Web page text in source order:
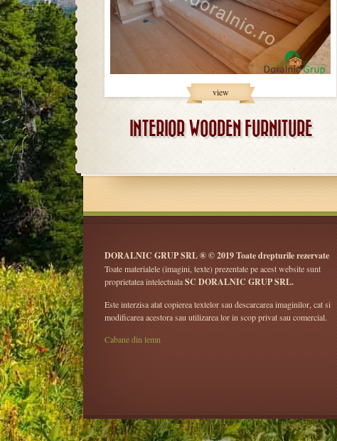
view
INTERIOR WOODEN FURNITURE
DORALNIC GRUP SRL ® © 2019 Toate drepturile rezervate
Toate materialele (imagini, texte) prezentate pe acest website sunt
proprietatea intelectualaSC DORALNIC GRUP SRL.
Este interzisa atat copierea textelor sau descarcarea imaginilor, cat si
modificarea acestora sau utilizarea lor in scop privat sau comercial.
Cabane din lemn